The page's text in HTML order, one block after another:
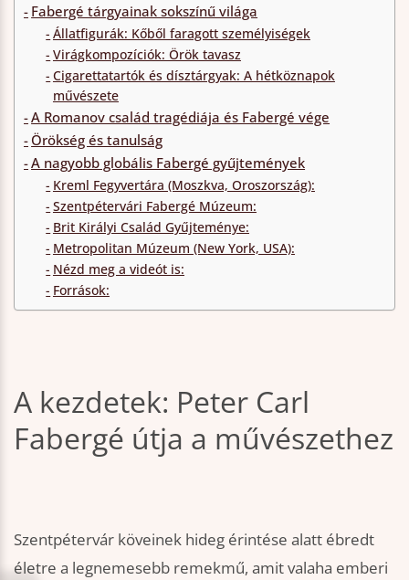
Fabergé tárgyainak sokszínű világa
Állatfigurák: Kőből faragott személyiségek
Virágkompozíciók: Örök tavasz
Cigarettatartók és dísztárgyak: A hétköznapok
művészete
A Romanov család tragédiája és Fabergé vége
Örökség és tanulság
A nagyobb globális Fabergé gyűjtemények
Kreml Fegyvertára (Moszkva, Oroszország):
Szentpétervári Fabergé Múzeum:
Brit Királyi Család Gyűjteménye:
Metropolitan Múzeum (New York, USA):
Nézd meg a videót is:
Források:
A kezdetek: Peter Carl
Fabergé útja a művészethez
Szentpétervár köveinek hideg érintése alatt ébredt
életre a legnemesebb remekmű, amit valaha emberi